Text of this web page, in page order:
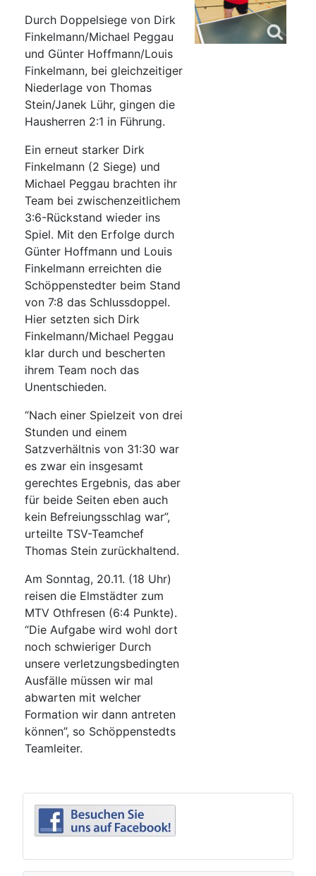
Durch Doppelsiege von Dirk
Finkelmann/Michael Peggau
und Günter Hoffmann/Louis
Finkelmann, bei gleichzeitiger
Niederlage von Thomas
Stein/Janek Lühr, gingen die
Hausherren 2:1 in Führung.
Ein erneut starker Dirk
Finkelmann (2 Siege) und
Michael Peggau brachten ihr
Team bei zwischenzeitlichem
3:6-Rückstand wieder ins
Spiel. Mit den Erfolge durch
Günter Hoffmann und Louis
Finkelmann erreichten die
Schöppenstedter beim Stand
von 7:8 das Schlussdoppel.
Hier setzten sich Dirk
Finkelmann/Michael Peggau
klar durch und bescherten
ihrem Team noch das
Unentschieden.
“Nach einer Spielzeit von drei
Stunden und einem
Satzverhältnis von 31:30 war
es zwar ein insgesamt
gerechtes Ergebnis, das aber
für beide Seiten eben auch
kein Befreiungsschlag war”,
urteilte TSV-Teamchef
Thomas Stein zurückhaltend.
Am Sonntag, 20.11. (18 Uhr)
reisen die Elmstädter zum
MTV Othfresen (6:4 Punkte).
“Die Aufgabe wird wohl dort
noch schwieriger Durch
unsere verletzungsbedingten
Ausfälle müssen wir mal
abwarten mit welcher
Formation wir dann antreten
können”, so Schöppenstedts
Teamleiter.